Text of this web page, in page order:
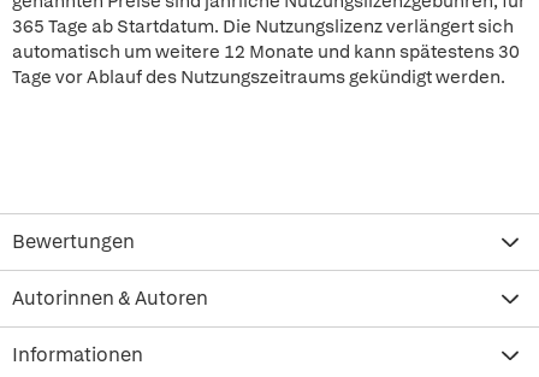
365 Tage ab Startdatum. Die Nutzungslizenz verlängert sich
automatisch um weitere 12 Monate und kann spätestens 30
Tage vor Ablauf des Nutzungszeitraums gekündigt werden.
Bewertungen
Autorinnen & Autoren
Informationen